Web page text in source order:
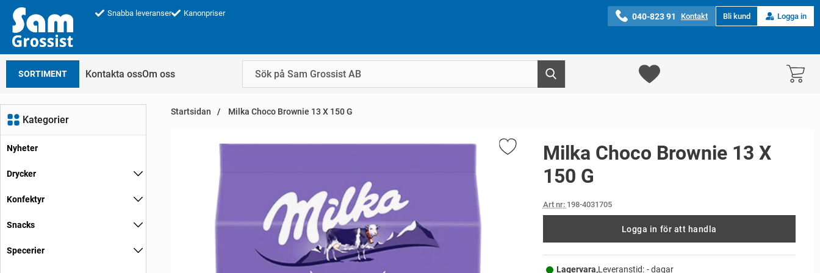
Snabba leveranser Kanonpriser 040-823 91 Kontakt Bli kund Logga in
SORTIMENT Kontakta ossOm oss
Kategorier
Nyheter
Drycker
Konfektyr
Snacks
Specerier
Startsidan Milka Choco Brownie 13 X 150 G
Milka Choco Brownie 13 X
150 G
Art nr: 198-4031705
Logga in för att handla
Lagervara,Leveranstid: - dagar